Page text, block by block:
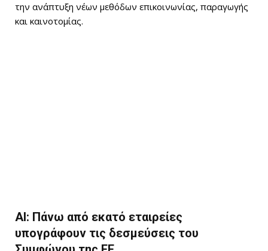
την ανάπτυξη νέων μεθόδων επικοινωνίας, παραγωγής
και καινοτομίας.
AI: Πάνω από εκατό εταιρείες
υπογράφουν τις δεσμεύσεις του